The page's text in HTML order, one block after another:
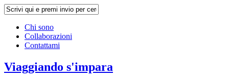
Chi sono
Collaborazioni
Contattami
Viaggiando s'impara